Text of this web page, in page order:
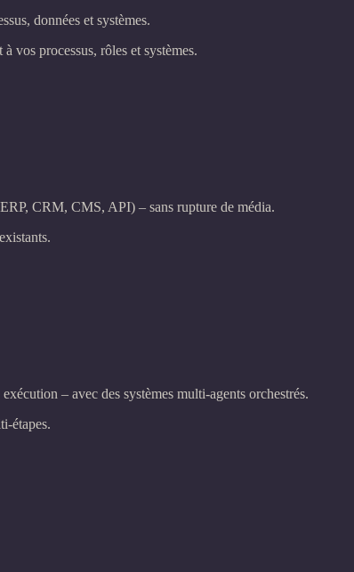
données et systèmes.
vos processus, rôles et systèmes.
CRM, CMS, API) – sans rupture de média.
– avec des systèmes multi-agents orchestrés.
étapes.